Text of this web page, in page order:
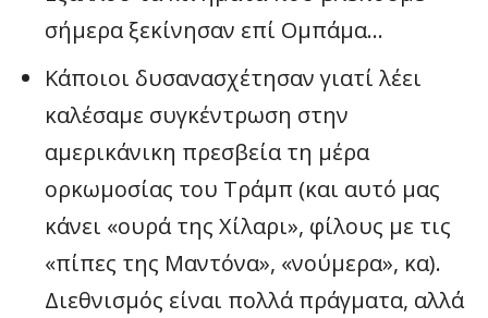
σήμερα ξεκίνησαν επί Ομπάμα…
Κάποιοι δυσανασχέτησαν γιατί λέει
καλέσαμε συγκέντρωση στην
αμερικάνικη πρεσβεία τη μέρα
ορκωμοσίας του Τράμπ (και αυτό μας
κάνει «ουρά της Χίλαρι», φίλους με τις
«πίπες της Μαντόνα», «νούμερα», κα).
Διεθνισμός είναι πολλά πράγματα, αλλά